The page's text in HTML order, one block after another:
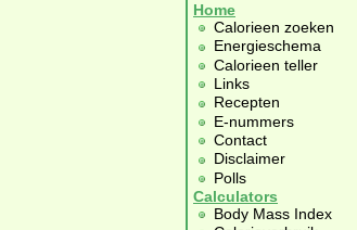
Home
Calorieen zoeken
Energieschema
Calorieen teller
Links
Recepten
E-nummers
Contact
Disclaimer
Polls
Calculators
Body Mass Index